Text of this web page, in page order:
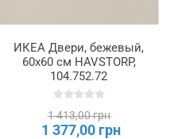
ИКЕА Двери, бежевый,
60x60 см HAVSTORP,
104.752.72
1 413,00 грн
1 377,00 грн